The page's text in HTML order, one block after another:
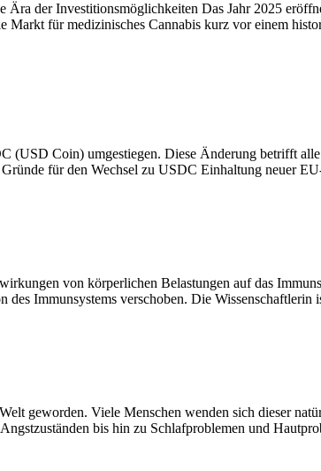
der Investitionsmöglichkeiten Das Jahr 2025
für medizinisches Cannabis kurz vor einem
(USD Coin) umgestiegen. Diese Änderung betrifft
für den Wechsel zu USDC Einhaltung neuer
von körperlichen Belastungen auf das
Immunsystems verschoben. Die
geworden. Viele Menschen wenden sich dieser
bis hin zu Schlafproblemen und